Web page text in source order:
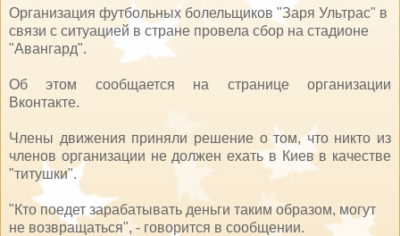
Организация футбольных болельщиков "Заря Ультрас" в
связи с ситуацией в стране провела сбор на стадионе
"Авангард".
Об этом сообщается на странице организации
Вконтакте.
Члены движения приняли решение о том, что никто из
членов организации не должен ехать в Киев в качестве
"титушки".
"Кто поедет зарабатывать деньги таким образом, могут
не возвращаться", - говорится в сообщении.